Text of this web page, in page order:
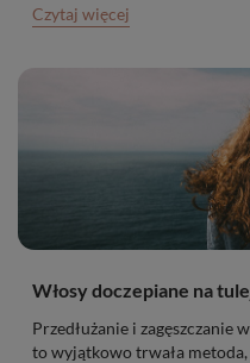
system mocowania doczepów.
Czytaj więcej
Włosy doczepiane na
Przedłużanie i zagęszczanie
to wyjątkowo trwała